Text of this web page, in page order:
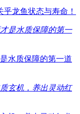
龙鱼状态与寿命！
水质保障的第一道